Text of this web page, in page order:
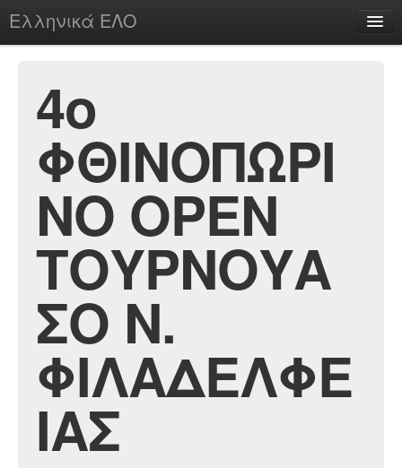
Ελληνικά ΕΛΟ
chesstu.be @ discord
Login
4ο
ΦΘΙΝΟΠΩΡΙ
ΝΟ ΟΡΕΝ
ΤΟΥΡΝΟΥΑ
ΣΟ Ν.
ΦΙΛΑΔΕΛΦΕ
ΙΑΣ